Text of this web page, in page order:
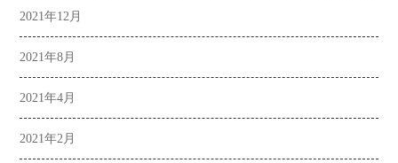
2021年12月
2021年8月
2021年4月
2021年2月